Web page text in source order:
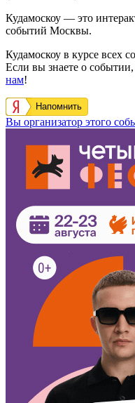
Кудамоскоу — это
событий Москвы.
Кудамоскоу в курсе всех
Если вы знаете о событии,
нам!
Напомнить
Вы организатор этого